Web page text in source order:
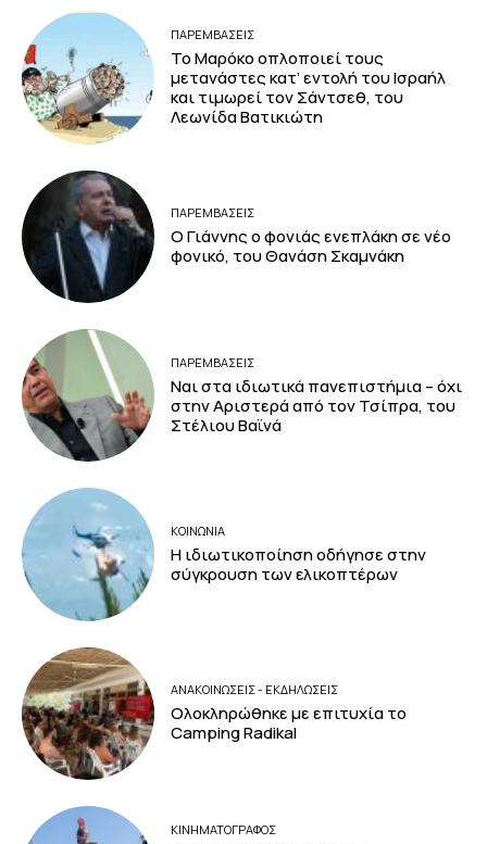
ΠΑΡΕΜΒΑΣΕΙΣ
Το Μαρόκο οπλοποιεί τους
μετανάστες κατ’ εντολή του Ισραήλ
και τιμωρεί τον Σάντσεθ, του
Λεωνίδα Βατικιώτη
ΠΑΡΕΜΒΑΣΕΙΣ
Ο Γιάννης ο φονιάς ενεπλάκη σε νέο
φονικό, του Θανάση Σκαμνάκη
ΠΑΡΕΜΒΑΣΕΙΣ
Ναι στα ιδιωτικά πανεπιστήμια – όχι
στην Αριστερά από τον Τσίπρα, του
Στέλιου Βαϊνά
ΚΟΙΝΩΝΙΑ
Η ιδιωτικοποίηση οδήγησε στην
σύγκρουση των ελικοπτέρων
ΑΝΑΚΟΙΝΩΣΕΙΣ - ΕΚΔΗΛΩΣΕΙΣ
Ολοκληρώθηκε με επιτυχία το
Camping Radikal
ΚΙΝΗΜΑΤΟΓΡΆΦΟΣ